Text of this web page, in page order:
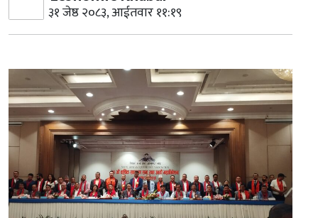
३१ जेष्ठ २०८३, आईतवार ११:१९